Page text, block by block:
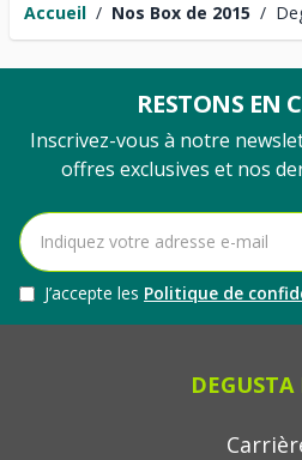
Accueil / Nos Box de 2015 /
RESTONS EN
Inscrivez-vous à notre
offres exclusives et nos
J’accepte les Politique de
DEGUSTA